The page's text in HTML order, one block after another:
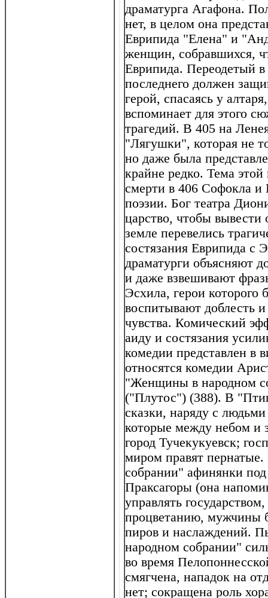
драматурга Агафона.
нет, в целом она
Еврипида "Елена" и
женщин, собравшихся,
Еврипида. Переодетый в
последнего должен
герой, спасаясь у
вспоминает для этого
трагедий. В 405 на
"Лягушки", которая не
но даже была
крайне редко. Тема
смерти в 406 Софокла и
поэзии. Бог театра
царство, чтобы вывести
земле перевелись
состязания Еврипида с
драматурги объясняют
и даже взвешивают
Эсхила, герои которого
воспитывают доблесть
чувства. Комический
аиду и состязания
комедии представлен в
относятся комедии
"Женщины в народном
("Плутос") (388). В
сказки, наряду с
которые между небом и
город Тучекукуевск;
миром правят
собрании" афинянки под
Праксагоры (она
управлять
процветанию, мужчины
пиров и наслаждений.
народном собрании"
во время
смягчена, нападок на
нет; сокращена роль